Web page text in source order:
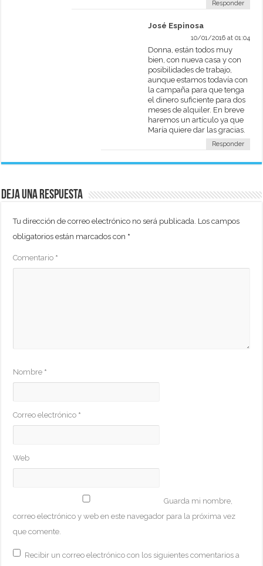
Responder
José Espinosa
10/01/2016 at 01:04
Donna, están todos muy
bien, con nueva casa y con
posibilidades de trabajo,
aunque estamos todavía con
la campaña para que tenga
el dinero suficiente para dos
meses de alquiler. En breve
haremos un artículo ya que
María quiere dar las gracias.
Responder
Deja una respuesta
Tu dirección de correo electrónico no será publicada. Los campos
obligatorios están marcados con *
Comentario *
Nombre *
Correo electrónico *
Web
Guarda mi nombre,
correo electrónico y web en este navegador para la próxima vez
que comente.
Recibir un correo electrónico con los siguientes comentarios a